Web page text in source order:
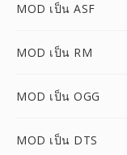
MOD เป็น ASF
MOD เป็น RM
MOD เป็น OGG
MOD เป็น DTS